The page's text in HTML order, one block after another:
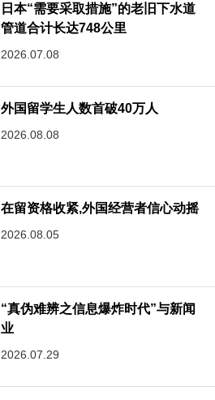
日本“需要采取措施”的老旧下水道
管道合计长达748公里
2026.07.08
外国留学生人数首破40万人
2026.08.08
在留资格收紧,外国经营者信心动摇
2026.08.05
“真伪难辨之信息爆炸时代”与新闻
业
2026.07.29